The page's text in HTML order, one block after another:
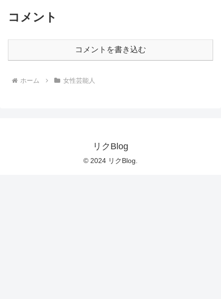
コメント
コメントを書き込む
ホーム 女性芸能人
リクBlog
© 2024 リクBlog.